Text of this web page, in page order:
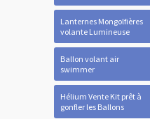
Lanternes Mongolfières
volante Lumineuse
Ballon volant air
swimmer
Hélium Vente Kit prêt à
gonfler les Ballons